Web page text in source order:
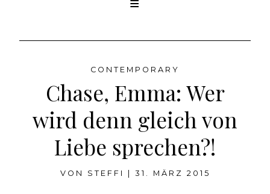
CONTEMPORARY
Chase, Emma: Wer
wird denn gleich von
Liebe sprechen?!
VON STEFFI 31. MÄRZ 2015